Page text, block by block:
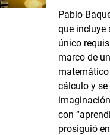
Pablo
que incluye
único
marco de
matemático
cálculo y
con
prosiguió